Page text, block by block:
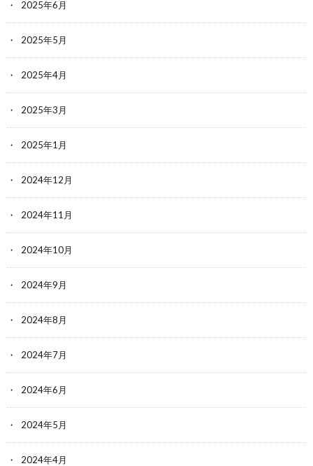
2025年6月
2025年5月
2025年4月
2025年3月
2025年1月
2024年12月
2024年11月
2024年10月
2024年9月
2024年8月
2024年7月
2024年6月
2024年5月
2024年4月